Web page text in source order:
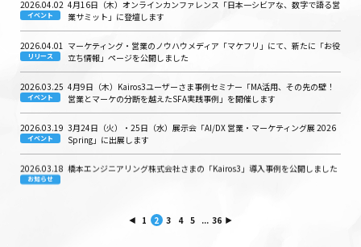
2026.04.02
イベント
4月16日（木）オンラインカンファレンス「日本一シビアな、数字で語る営
業サミット」に登壇します
2026.04.01
リリース
マーケティング・営業のノウハウメディア「マケフリ」にて、新たに「お役
立ち情報」ページを公開しました
2026.03.25
イベント
4月9日（木）Kairos3ユーザーさま事例セミナー「MA活用、その先の壁！
営業とマーケの分断を越えたSFA実践事例」を開催します
2026.03.19
イベント
3月24日（火）・25日（水）展示会「AI/DX 営業・マーケティング展 2026
Spring」に出展します
2026.03.18
お知らせ
橋本エンジニアリング株式会社さまの「Kairos3」導入事例を公開しました
1 2 3 4 5 ... 36